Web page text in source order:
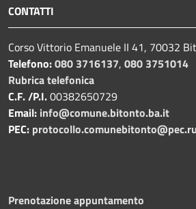
CONTATTI
Corso Vittorio Emanuele II 41, 70032
Telefono:080 3716137, 080 3751014
Rubrica telefonica
C.F. /P.I.00382650729
Email: info@comune.bitonto.ba.it
PEC:
Prenotazione appuntamento